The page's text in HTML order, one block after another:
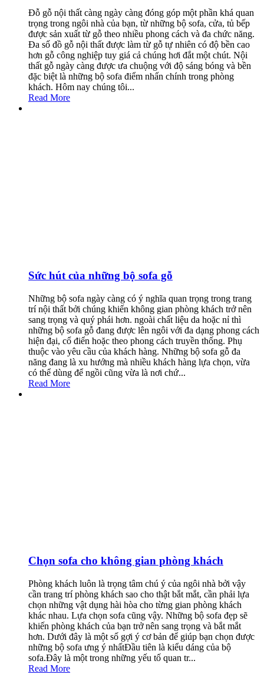
Đỗ gỗ nội thất càng ngày càng đóng góp một phần khá quan
trọng trong ngôi nhà của bạn, từ những bộ sofa, cửa, tủ bếp
được sản xuất từ gỗ theo nhiều phong cách và đa chức năng.
Đa số đồ gỗ nội thất được làm từ gỗ tự nhiên có độ bền cao
hơn gỗ công nghiệp tuy giá cả chúng hơi đắt một chút. Nội
thất gỗ ngày càng được ưa chuộng với độ sáng bóng và bền
đặc biệt là những bộ sofa điểm nhấn chính trong phòng
khách. Hôm nay chúng tôi...
Read More
Sức hút của những bộ sofa gỗ
Những bộ sofa ngày càng có ý nghĩa quan trọng trong trang
trí nội thất bởi chúng khiến không gian phòng khách trở nên
sang trọng và quý phái hơn. ngoài chất liệu da hoặc nỉ thì
những bộ sofa gỗ đang được lên ngôi với đa dạng phong cách
hiện đại, cổ điển hoặc theo phong cách truyền thống. Phụ
thuộc vào yêu cầu của khách hàng. Những bộ sofa gỗ đa
năng đang là xu hướng mà nhiều khách hàng lựa chọn, vừa
có thể dùng để ngồi cũng vừa là nơi chứ...
Read More
Chọn sofa cho không gian phòng khách
Phòng khách luôn là trọng tâm chú ý của ngôi nhà bởi vậy
cần trang trí phòng khách sao cho thật bắt mắt, cần phải lựa
chọn những vật dụng hài hòa cho từng gian phòng khách
khác nhau. Lựa chọn sofa cũng vậy. Những bộ sofa đẹp sẽ
khiến phòng khách của bạn trở nên sang trọng và bắt mắt
hơn. Dưới đây là một số gợi ý cơ bản để giúp bạn chọn được
những bộ sofa ưng ý nhấtĐầu tiên là kiểu dáng của bộ
sofa.Đây là một trong những yếu tố quan tr...
Read More